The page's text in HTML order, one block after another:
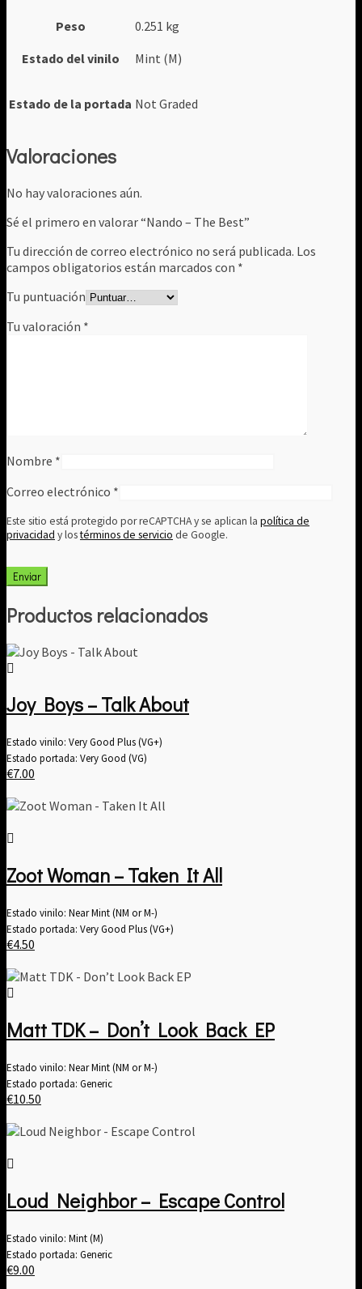
Peso
0.251 kg
Estado del vinilo
Mint (M)
Estado de la portada Not Graded
Valoraciones
No hay valoraciones aún.
Sé el primero en valorar “Nando – The Best”
Tu dirección de correo electrónico no será publicada. Los
campos obligatorios están marcados con *
Tu puntuación
Tu valoración *
Nombre *
Correo electrónico *
Este sitio está protegido por reCAPTCHA y se aplican la política de
privacidad y lostérminos de servicio de Google.
Productos relacionados
Joy Boys – Talk About
Estado vinilo: Very Good Plus (VG+)
Estado portada: Very Good (VG)
€7.00
Zoot Woman – Taken It All
Estado vinilo: Near Mint (NM or M-)
Estado portada: Very Good Plus (VG+)
€4.50
Matt TDK – Don’t Look Back EP
Estado vinilo: Near Mint (NM or M-)
Estado portada: Generic
€10.50
Loud Neighbor – Escape Control
Estado vinilo: Mint (M)
Estado portada: Generic
€9.00